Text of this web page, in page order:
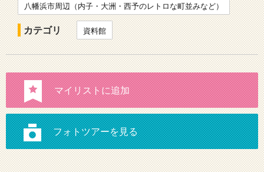
八幡浜市周辺（内子・大洲・西予のレトロな町並みなど）
カテゴリ 資料館